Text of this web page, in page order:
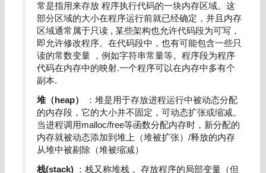
常是指用来存放 程序执行代码的一块内存区域。这
部分区域的大小在程序运行前就已经确定，并且内存
区域通常属于只读 , 某些架构也允许代码段为可写，
即允许修改程序。在代码段中，也有可能包含一些只
读的常数变量 ，例如字符串常量等。程序段为程序
代码在内存中的映射.一个程序可以在内存中多有个
副本.
堆（heap）
：堆是用于存放进程运行中被动态分配
的内存段，它的大小并不固定，可动态扩张或缩减。
当进程调用malloc/free等函数分配内存时，新分配的
内存就被动态添加到堆上（堆被扩张）/释放的内存
从堆中被剔除（堆被缩减）
栈(stack) ：栈又称堆栈， 存放程序的局部变量（但